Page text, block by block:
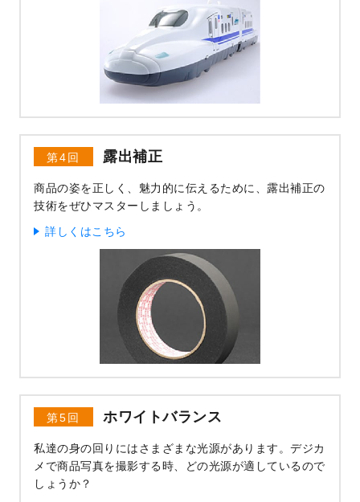
第4回 露出補正
商品の姿を正しく、魅力的に伝えるために、露出補正の
技術をぜひマスターしましょう。
詳しくはこちら
第5回 ホワイトバランス
私達の身の回りにはさまざまな光源があります。デジカ
メで商品写真を撮影する時、どの光源が適しているので
しょうか？